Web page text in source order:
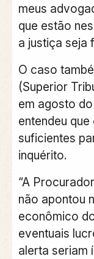
meus
que estão
a justiça seja
O caso
(Superior
em agosto
entendeu
suficientes
inquérito.
“A
não apontou
econômico
eventuais
alerta seriam